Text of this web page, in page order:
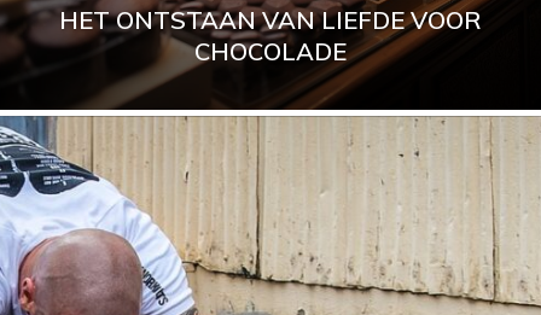
HET ONTSTAAN VAN LIEFDE VOOR
CHOCOLADE